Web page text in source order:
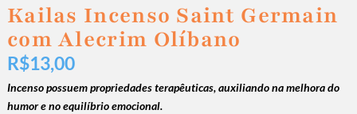
Kailas Incenso Saint Germain
com Alecrim Olíbano
R$13,00
Incenso possuem propriedades terapêuticas, auxiliando na melhora do
humor e no equilíbrio emocional.